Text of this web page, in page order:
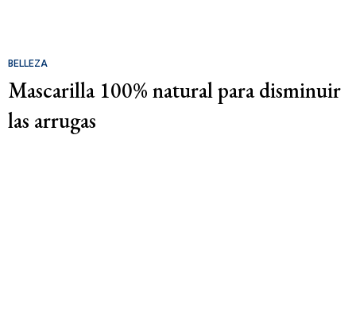
BELLEZA
Mascarilla 100% natural para disminuir
las arrugas